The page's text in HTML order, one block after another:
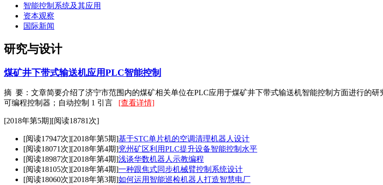
智能控制系统及其应用
资本观察
国际新闻
研究与设计
煤矿井下带式输送机应用PLC智能控制
摘 要：文章简要介绍了济宁市范围内的煤矿相关单位在PLC应用于煤矿井下带式输送机智能控制方面进行的
可编程控制器；自动控制 1 引言 [查看详情]
[2018年第5期][阅读18781次]
[阅读17947次][2018年第5期]基于STC单片机的空调清理机器人设计
[阅读18071次][2018年第4期]兖州矿区利用PLC提升设备智能控制水平
[阅读18987次][2018年第4期]浅谈华数机器人示教编程
[阅读18105次][2018年第4期]一种跟焦式同步机械臂控制系统设计
[阅读18060次][2018年第3期]如何运用智能巡检机器人打造智慧电厂